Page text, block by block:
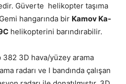
Güverte helikopter taşıma
hangarında bir Kamov Ka-
helikopterini barındırabilir.
3D hava/yüzey arama
radarı ve I bandında çalışan